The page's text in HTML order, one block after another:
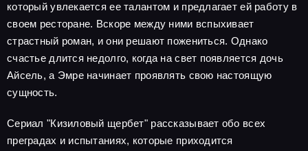
который увлекается ее талантом и предлагает ей работу в
своем ресторане. Вскоре между ними вспыхивает
страстный роман, и они решают пожениться. Однако
счастье длится недолго, когда на свет появляется дочь
Айсель, а Эмре начинает проявлять свою настоящую
сущность.
Сериал "Кизиловый щербет" рассказывает обо всех
преградах и испытаниях, которые приходится